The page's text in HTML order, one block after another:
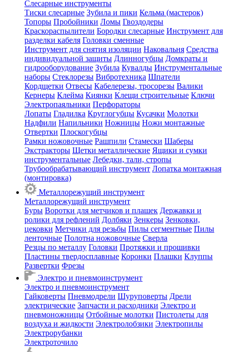
Слесарные инструменты
Тиски слесарные Зубила и пики Кельма (мастерок)
Топоры Пробойники Ломы Гвоздодеры
Краскораспылители Бородки слесарные Инструмент для
разделки кабеля Головки сменные
Инструмент для снятия изоляции Наковальня Средства
индивидуальной защиты Длинногубцы Домкраты и
гидрооборудование Зубила Кувалды Инструментальные
наборы Стеклорезы Вибротехника Шпатели
Кордщетки Отвесы Кабелерезы, тросорезы Валики
Кернеры Клейма Киянки Клещи строительные Ключи
Электропаяльники Перфораторы
Лопаты Гладилка Круглогубцы Кусачки Молотки
Надфили Напильники Ножницы Ножи монтажные
Отвертки Плоскогубцы
Рамки ножовочные Рашпили Стамески Шаберы
Экстракторы Щетки металлические Ящики и сумки
инструментальные Лебедки, тали, стропы
Трубообрабатывающий инструмент Лопатка монтажная
(монтировка)
Металлорежущий инструмент
Металлорежущий инструмент
Буры Воротки для метчиков и плашек Державки и
ролики для рефлений Долбяки Зенкеры Зенковки,
цековки Метчики для резьбы Пилы сегментные Пилы
ленточные Полотна ножовочные Сверла
Резцы по металлу Головки Протяжки и прошивки
Пластины твердосплавные Коронки Плашки Клуппы
Развертки Фрезы
Электро и пневмоинструмент
Электро и пневмоинструмент
Гайковерты Пневмодрели Шуруповерты Дрели
электрические Запчасти и расходники Электро и
пневмоножницы Отбойные молотки Пистолеты для
воздуха и жидкости Электролобзики Электропилы
Электрорубанки
Электроточило